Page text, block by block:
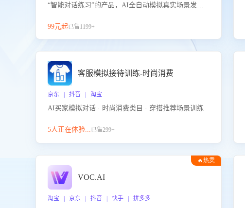
“智能对话练习”的产品，AI全自动模拟真实场景发生
提升客服团队的销服能力。
99元起已售1199+
客服模拟接待训练-时尚消费
京东 | 抖音 | 淘宝
AI买家模拟对话 · 时尚消费类目 · 穿搭推荐场景训练
5人正在体验...已售299+
🔥热卖
VOC.AI
淘宝 | 京东 | 抖音 | 快手 | 拼多多